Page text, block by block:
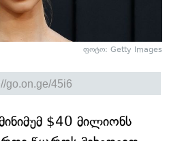
ფოტო: Getty Images
$40 მილიონს